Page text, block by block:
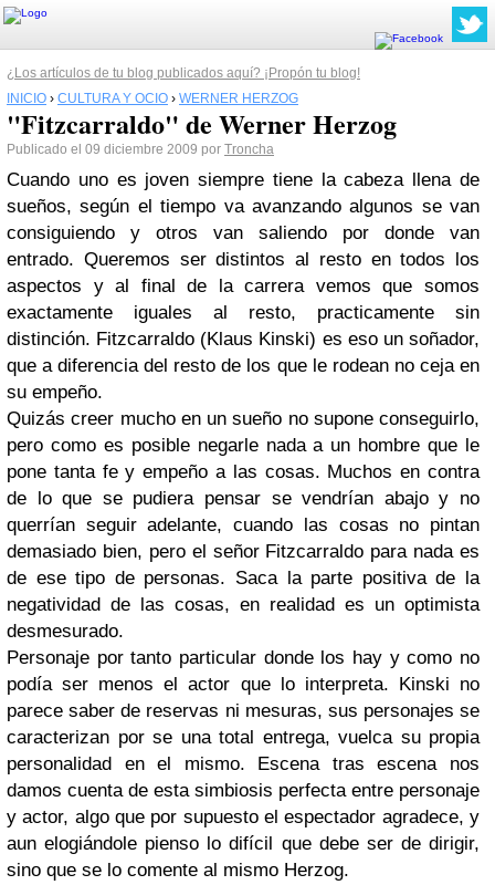
¿Los artículos de tu blog publicados aquí? ¡Propón tu blog!
INICIO › CULTURA Y OCIO › WERNER HERZOG
"Fitzcarraldo" de Werner Herzog
Publicado el 09 diciembre 2009 por Troncha
Cuando uno es joven siempre tiene la cabeza llena de
sueños, según el tiempo va avanzando algunos se van
consiguiendo y otros van saliendo por donde van
entrado. Queremos ser distintos al resto en todos los
aspectos y al final de la carrera vemos que somos
exactamente iguales al resto, practicamente sin
distinción. Fitzcarraldo (Klaus Kinski) es eso un soñador,
que a diferencia del resto de los que le rodean no ceja en
su empeño.
Quizás creer mucho en un sueño no supone conseguirlo,
pero como es posible negarle nada a un hombre que le
pone tanta fe y empeño a las cosas. Muchos en contra
de lo que se pudiera pensar se vendrían abajo y no
querrían seguir adelante, cuando las cosas no pintan
demasiado bien, pero el señor Fitzcarraldo para nada es
de ese tipo de personas. Saca la parte positiva de la
negatividad de las cosas, en realidad es un optimista
desmesurado.
Personaje por tanto particular donde los hay y como no
podía ser menos el actor que lo interpreta. Kinski no
parece saber de reservas ni mesuras, sus personajes se
caracterizan por se una total entrega, vuelca su propia
personalidad en el mismo. Escena tras escena nos
damos cuenta de esta simbiosis perfecta entre personaje
y actor, algo que por supuesto el espectador agradece, y
aun elogiándole pienso lo difícil que debe ser de dirigir,
sino que se lo comente al mismo Herzog.